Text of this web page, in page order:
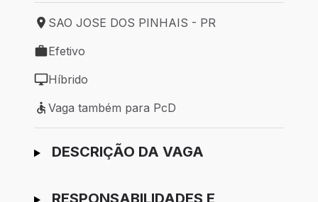
Local de trabalho: SAO JOSE DOS PINHAIS - PR
SAO JOSE DOS PINHAIS - PR
Tipo de vaga: Efetivo
Efetivo
Modelo de trabalho: Híbrido
Híbrido
Vaga também para PcD
Vaga também para PcD
Ir para candidatura
DESCRIÇÃO DA VAGA